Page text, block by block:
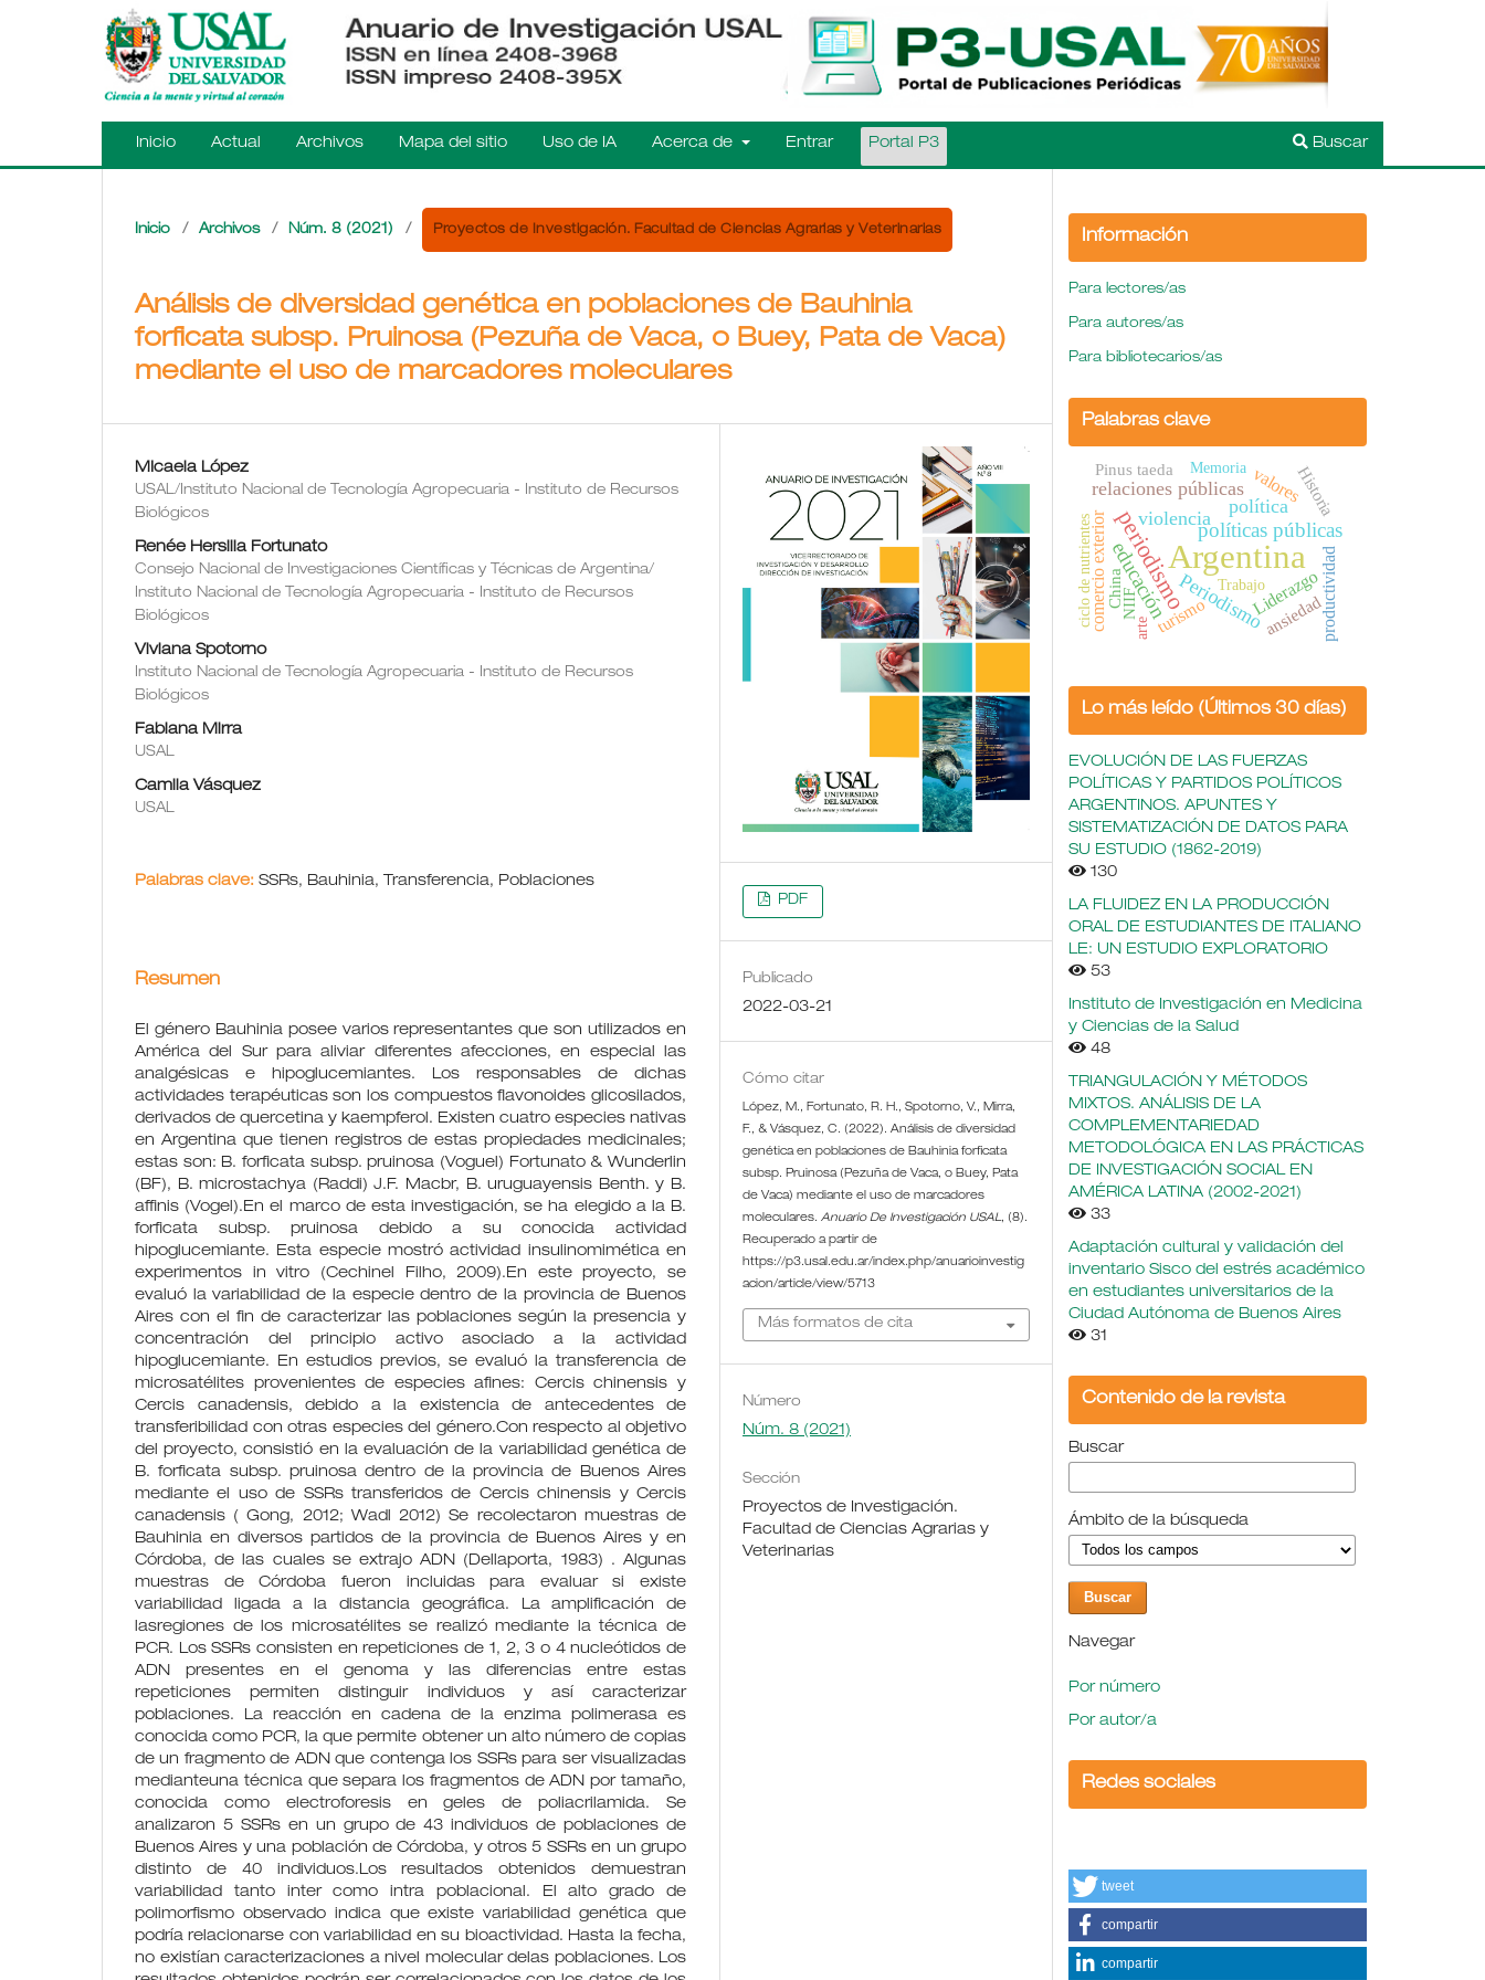
Inicio Actual Archivos Mapa del sitio Uso de IA Acerca de Entrar Portal P3 Buscar
Inicio / Archivos / Núm. 8 (2021) / Proyectos de Investigación. Facultad de Ciencias Agrarias y Veterinarias
Análisis de diversidad genética en poblaciones de Bauhinia
forficata subsp. Pruinosa (Pezuña de Vaca, o Buey, Pata de Vaca)
mediante el uso de marcadores moleculares
MIcaela López
USAL/Instituto Nacional de Tecnología Agropecuaria - Instituto de Recursos
Biológicos
Renée Hersilia Fortunato
Consejo Nacional de Investigaciones Científicas y Técnicas de Argentina/
Instituto Nacional de Tecnología Agropecuaria - Instituto de Recursos
Biológicos
Viviana Spotorno
Instituto Nacional de Tecnología Agropecuaria - Instituto de Recursos
Biológicos
Fabiana Mirra
USAL
Camila Vásquez
USAL
Palabras clave: SSRs, Bauhinia, Transferencia, Poblaciones
Resumen
El género Bauhinia posee varios representantes que son utilizados en
América del Sur para aliviar diferentes afecciones, en especial las
analgésicas e hipoglucemiantes. Los responsables de dichas
actividades terapéuticas son los compuestos flavonoides glicosilados,
derivados de quercetina y kaempferol. Existen cuatro especies nativas
en Argentina que tienen registros de estas propiedades medicinales;
estas son: B. forficata subsp. pruinosa (Voguel) Fortunato & Wunderlin
(BF), B. microstachya (Raddi) J.F. Macbr, B. uruguayensis Benth. y B.
affinis (Vogel).En el marco de esta investigación, se ha elegido a la B.
forficata subsp. pruinosa debido a su conocida actividad
hipoglucemiante. Esta especie mostró actividad insulinomimética en
experimentos in vitro (Cechinel Filho, 2009).En este proyecto, se
evaluó la variabilidad de la especie dentro de la provincia de Buenos
Aires con el fin de caracterizar las poblaciones según la presencia y
concentración del principio activo asociado a la actividad
hipoglucemiante. En estudios previos, se evaluó la transferencia de
microsatélites provenientes de especies afines: Cercis chinensis y
Cercis canadensis, debido a la existencia de antecedentes de
transferibilidad con otras especies del género.Con respecto al objetivo
del proyecto, consistió en la evaluación de la variabilidad genética de
B. forficata subsp. pruinosa dentro de la provincia de Buenos Aires
mediante el uso de SSRs transferidos de Cercis chinensis y Cercis
canadensis ( Gong, 2012; Wadl 2012) Se recolectaron muestras de
Bauhinia en diversos partidos de la provincia de Buenos Aires y en
Córdoba, de las cuales se extrajo ADN (Dellaporta, 1983) . Algunas
muestras de Córdoba fueron incluidas para evaluar si existe
variabilidad ligada a la distancia geográfica. La amplificación de
lasregiones de los microsatélites se realizó mediante la técnica de
PCR. Los SSRs consisten en repeticiones de 1, 2, 3 o 4 nucleótidos de
ADN presentes en el genoma y las diferencias entre estas
repeticiones permiten distinguir individuos y así caracterizar
poblaciones. La reacción en cadena de la enzima polimerasa es
conocida como PCR, la que permite obtener un alto número de copias
de un fragmento de ADN que contenga los SSRs para ser visualizadas
medianteuna técnica que separa los fragmentos de ADN por tamaño,
conocida como electroforesis en geles de poliacrilamida. Se
analizaron 5 SSRs en un grupo de 43 individuos de poblaciones de
Buenos Aires y una población de Córdoba, y otros 5 SSRs en un grupo
distinto de 40 individuos.Los resultados obtenidos demuestran
variabilidad tanto inter como intra poblacional. El alto grado de
polimorfismo observado indica que existe variabilidad genética que
podría relacionarse con variabilidad en su bioactividad. Hasta la fecha,
no existían caracterizaciones a nivel molecular delas poblaciones. Los
PDF
Publicado
2022-03-21
Cómo citar
López, M., Fortunato, R. H., Spotorno, V., Mirra,
F., & Vásquez, C. (2022). Análisis de diversidad
genética en poblaciones de Bauhinia forficata
subsp. Pruinosa (Pezuña de Vaca, o Buey, Pata
de Vaca) mediante el uso de marcadores
moleculares.Anuario De Investigación USAL, (8).
Recuperado a partir de
https://p3.usal.edu.ar/index.php/anuarioinvestig
acion/article/view/5713
Más formatos de cita
Número
Núm. 8 (2021)
Sección
Proyectos de Investigación.
Facultad de Ciencias Agrarias y
Veterinarias
Información
Para lectores/as
Para autores/as
Para bibliotecarios/as
Palabras clave
Argentina
periodismo
educación
políticas públicas
Periodismo
política
violencia
relaciones públicas
Liderazgo
valores
comercio exterior productividad
China
ansiedad
Historia
Pinus taeda
turismo
NIIF
ciclo de nutrientes Trabajo
Memoria
arte
Lo más leído (Últimos 30 días)
EVOLUCIÓN DE LAS FUERZAS
POLÍTICAS Y PARTIDOS POLÍTICOS
ARGENTINOS. APUNTES Y
SISTEMATIZACIÓN DE DATOS PARA
SU ESTUDIO (1862-2019)
130
LA FLUIDEZ EN LA PRODUCCIÓN
ORAL DE ESTUDIANTES DE ITALIANO
LE: UN ESTUDIO EXPLORATORIO
53
Instituto de Investigación en Medicina
y Ciencias de la Salud
48
TRIANGULACIÓN Y MÉTODOS
MIXTOS. ANÁLISIS DE LA
COMPLEMENTARIEDAD
METODOLÓGICA EN LAS PRÁCTICAS
DE INVESTIGACIÓN SOCIAL EN
AMÉRICA LATINA (2002-2021)
33
Adaptación cultural y validación del
inventario Sisco del estrés académico
en estudiantes universitarios de la
Ciudad Autónoma de Buenos Aires
31
Contenido de la revista
Buscar
Ámbito de la búsqueda
Navegar
Por número
Por autor/a
Redes sociales
tweet
compartir
compartir